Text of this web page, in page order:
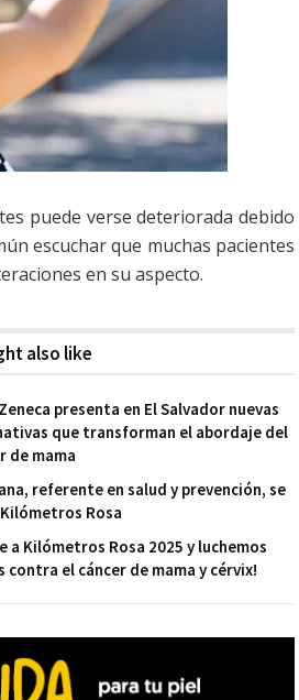
puede verse deteriorada debido
escuchar que muchas pacientes
en su aspecto.
also like
presenta en El Salvador nuevas
que transforman el abordaje del
de mama
referente en salud y prevención, se
Rosa
a Kilómetros Rosa 2025 y luchemos
contra el cáncer de mama y cérvix!